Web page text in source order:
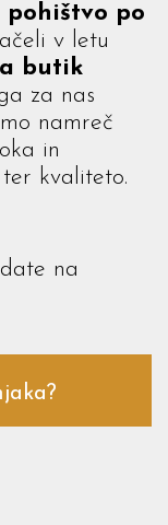
pohištvo po
v letu
butik
za nas
namreč
in
kvaliteto.
na